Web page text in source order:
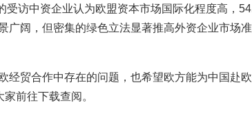
受访中资企业认为欧盟资本市场国际化程度高，
广阔，但密集的绿色立法显著推高外资企业市场
经贸合作中存在的问题，也希望欧方能为中国赴
前往下载查阅。